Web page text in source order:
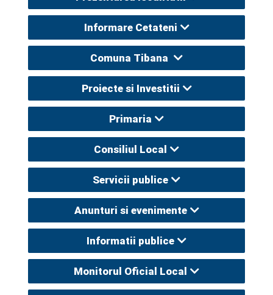
Informare Cetateni
Comuna Tibana
Proiecte si Investitii
Primaria
Consiliul Local
Servicii publice
Anunturi si evenimente
Informatii publice
Monitorul Oficial Local